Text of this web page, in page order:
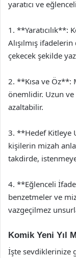
yaratıcı ve
1. **Yaratıcılık**:
Alışılmış
çekecek şekilde
2. **Kısa ve Öz**:
önemlidir. Uzun ve
azaltabilir.
3. **Hedef Kitleye
kişilerin mizah
takdirde,
4. **Eğlenceli
benzetmeler ve
vazgeçilmez
Komik Yeni Yıl
İşte sevdiklerinize